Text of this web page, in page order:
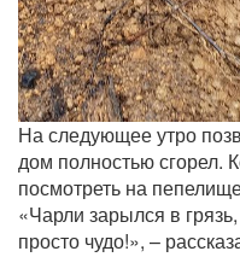
На следующее утро
дом полностью сгорел.
посмотреть на
«Чарли зарылся в
просто чудо!», –